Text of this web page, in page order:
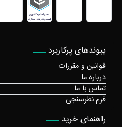
پیوندهای پرکاربرد
قوانین و مقررات
درباره ما
تماس با ما
فرم نظرسنجی
راهنمای خرید